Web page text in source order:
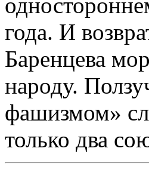
года. И
Баренцева
народу.
фашизмом»
только два